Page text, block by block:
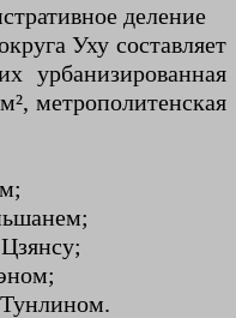
деление
Уху составляет
урбанизированная
метрополитенская